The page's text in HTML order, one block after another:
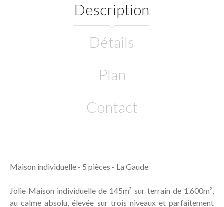
Description
Détails
Plan
Contact
Maison individuelle - 5 pièces - La Gaude
Jolie Maison individuelle de 145m² sur terrain de 1.600m²,
au calme absolu, élevée sur trois niveaux et parfaitement